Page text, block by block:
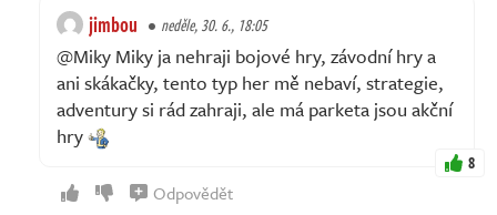
jimbou neděle, 30. 6., 18:05
@Miky Miky ja nehraji bojové hry, závodní hry a
ani skákačky, tento typ her mě nebaví, strategie,
adventury si rád zahraji, ale má parketa jsou akční
hry
8
Odpovědět